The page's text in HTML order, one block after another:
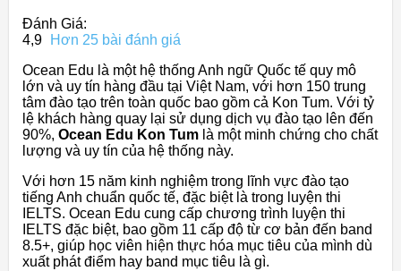
Đánh Giá:
4,9
Hơn 25 bài đánh giá
Ocean Edu là một hệ thống Anh ngữ Quốc tế quy mô
lớn và uy tín hàng đầu tại Việt Nam, với hơn 150 trung
tâm đào tạo trên toàn quốc bao gồm cả Kon Tum. Với tỷ
lệ khách hàng quay lại sử dụng dịch vụ đào tạo lên đến
90%, Ocean Edu Kon Tum là một minh chứng cho chất
lượng và uy tín của hệ thống này.
Với hơn 15 năm kinh nghiệm trong lĩnh vực đào tạo
tiếng Anh chuẩn quốc tế, đặc biệt là trong luyện thi
IELTS. Ocean Edu cung cấp chương trình luyện thi
IELTS đặc biệt, bao gồm 11 cấp độ từ cơ bản đến band
8.5+, giúp học viên hiện thực hóa mục tiêu của mình dù
xuất phát điểm hay band mục tiêu là gì.